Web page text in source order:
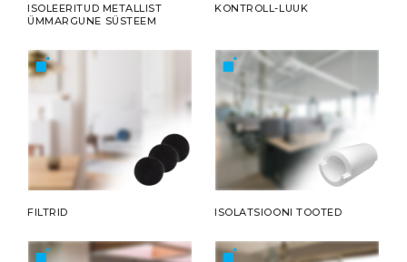
ISOLEERITUD METALLIST
ÜMMARGUNE SÜSTEEM
KONTROLL-LUUK
FILTRID ISOLATSIOONI TOOTED